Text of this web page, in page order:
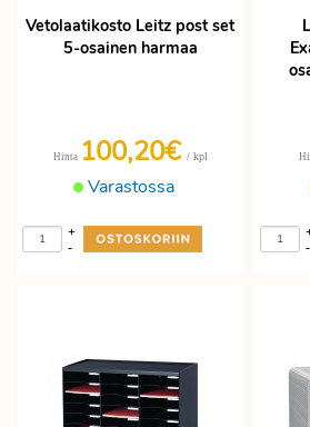
Vetolaatikosto Leitz post set
5-osainen harmaa
Varastossa
Hinta 100,20€ / kpl
-
+
-